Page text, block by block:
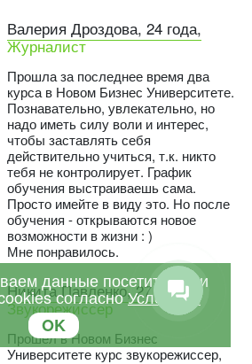
Валерия Дроздова, 24 года,
Журналист
Прошла за последнее время два
курса в Новом Бизнес Университете.
Познавательно, увлекательно, но
надо иметь силу воли и интерес,
чтобы заставлять себя
действительно учиться, т.к. никто
тебя не контролирует. График
обучения выстраиваешь сама.
Просто имейте в виду это. Но после
обучения - открываются новое
возможности в жизни : )
Мне понравилось.
Никита Павленко, 27 лет,
Звукорежиссер
Прошёл в Новом Бизнес
Университете курс звукорежиссер,
данные посетителей и
согласноУсловиям
OK